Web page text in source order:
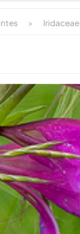
> Iridaceae